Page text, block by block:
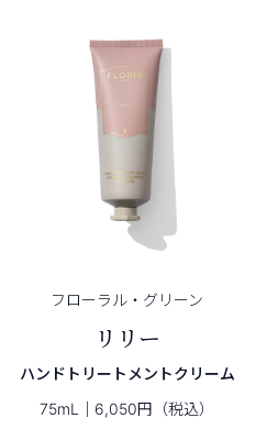
フローラル・ グリーン
リリー
ハンドトリートメントクリーム
75mL｜6,050円（税込）